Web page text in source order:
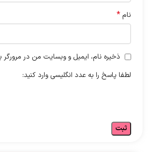
نام*
ذخیره نام، ایمیل و وبسایت من در
لطفا پاسخ را به عدد انگلیسی وارد کنید: